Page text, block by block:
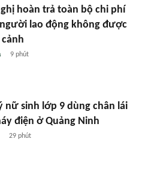
hoàn trả toàn bộ chi phí
lao động không được
9 phút
nữ sinh lớp 9 dùng chân lái
điện ở Quảng Ninh
29 phút